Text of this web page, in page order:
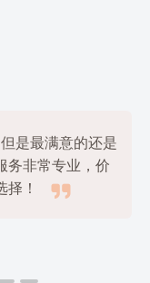
是最满意的还是
务非常专业，价
！
